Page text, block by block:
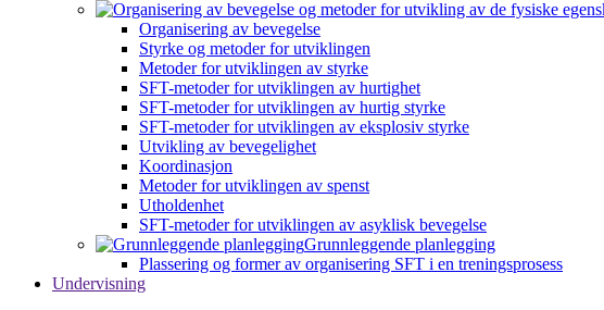
Organisering av bevegelse
Styrke og metoder for utviklingen
Metoder for utviklingen av styrke
SFT-metoder for utviklingen av hurtighet
SFT-metoder for utviklingen av hurtig styrke
SFT-metoder for utviklingen av eksplosiv styrke
Utvikling av bevegelighet
Koordinasjon
Metoder for utviklingen av spenst
Utholdenhet
SFT-metoder for utviklingen av asyklisk bevegelse
Grunnleggende planlegging
Plassering og former av organisering SFT i en treningsprosess
Undervisning